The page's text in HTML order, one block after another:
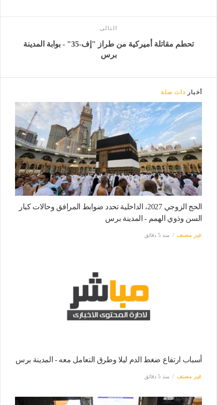
التالى
تحطم مقاتلة أميركية من طراز "إف-35" - بوابة المدينة
برس
أخبار ذات صلة
الحج الزوجي 2027، الداخلية تحدد ضوابط المرافق وحالات كبار
السن وذوي الهمم - المدينة برس
غير مصنف منذ 5 دقائق
أسباب ارتفاع ضغط الدم ليلا وطرق التعامل معه - المدينة برس
غير مصنف منذ 5 دقائق